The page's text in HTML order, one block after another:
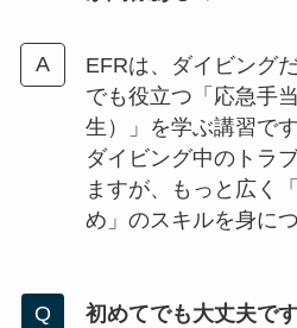
EFRは、ダイビング
でも役立つ「応急手
生）」を学ぶ講習です
ダイビング中のトラ
ますが、もっと広く
め」のスキルを身に
初めてでも大丈夫で